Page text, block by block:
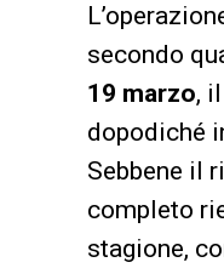
secondo
19 marzo,
dopodiché
Sebbene il
completo
stagione,